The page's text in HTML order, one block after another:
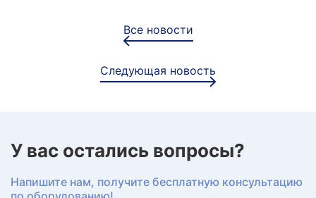
Все новости
Следующая новость
У вас остались вопросы?
Напишите нам, получите бесплатную консультацию